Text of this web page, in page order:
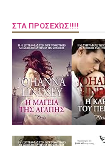
ΣΤΑ ΠΡΟΣΕΧΏΣ!!!!